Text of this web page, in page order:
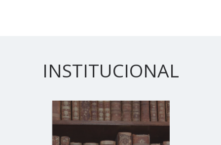
INSTITUCIONAL